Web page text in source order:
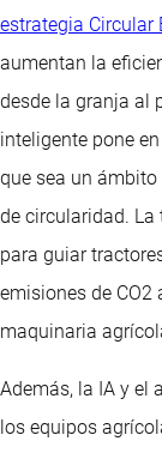
estrategia Circular
aumentan la
desde la granja al
inteligente pone
que sea un
de circularidad.
para guiar
emisiones de
maquinaria
Además, la IA y el
los equipos